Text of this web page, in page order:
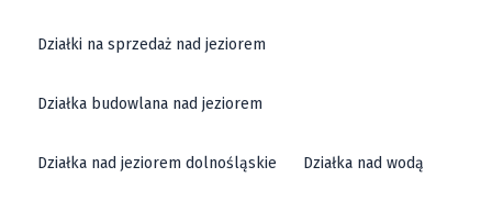
Działki na sprzedaż nad jeziorem
Działka budowlana nad jeziorem
Działka nad jeziorem dolnośląskie Działka nad wodą